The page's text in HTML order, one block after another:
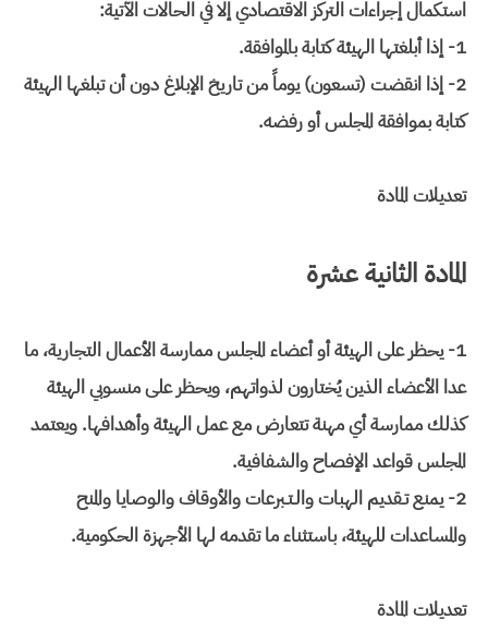
استكمال إجراءات التركز الاقتصادي إلا في الحالات الآتية:
1- إذا أبلغتها الهيئة كتابة بالموافقة.
2- إذا انقضت (تسعون) يوماً من تاريخ الإبلاغ دون أن تبلغها الهيئة
كتابة بموافقة المجلس أو رفضه.
تعديلات المادة
المادة الثانية عشرة
1- يحظر على الهيئة أو أعضاء المجلس ممارسة الأعمال التجارية، ما
عدا الأعضاء الذين يُختارون لذواتهم، ويحظر على منسوبي الهيئة
كذلك ممارسة أي مهنة تتعارض مع عمل الهيئة وأهدافها. ويعتمد
المجلس قواعد الإفصاح والشفافية.
2- يمنع تـقديم الهبات والـتـبرعات والأوقاف والوصايا والمنح
والمساعدات للهيئة، باستثناء ما تقدمه لها الأجهزة الحكومية.
تعديلات المادة